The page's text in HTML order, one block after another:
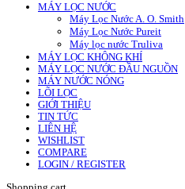
MÁY LỌC NƯỚC
Máy Lọc Nước A. O. Smith
Máy Lọc Nước Pureit
Máy lọc nước Truliva
MÁY LỌC KHÔNG KHÍ
MÁY LỌC NƯỚC ĐẦU NGUỒN
MÁY NƯỚC NÓNG
LÕI LỌC
GIỚI THIỆU
TIN TỨC
LIÊN HỆ
WISHLIST
COMPARE
LOGIN / REGISTER